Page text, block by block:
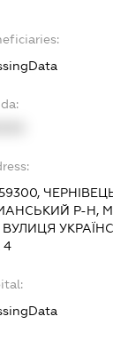
Р-Н,
4